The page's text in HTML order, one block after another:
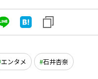
エンタメ 石井杏奈